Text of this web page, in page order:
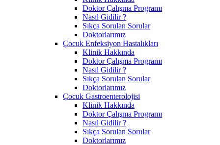
Doktor Çalışma Programı
Nasıl Gidilir ?
Sıkça Sorulan Sorular
Doktorlarımız
Çocuk Enfeksiyon Hastalıkları
Klinik Hakkında
Doktor Çalışma Programı
Nasıl Gidilir ?
Sıkça Sorulan Sorular
Doktorlarımız
Çocuk Gastroenterolojisi
Klinik Hakkında
Doktor Çalışma Programı
Nasıl Gidilir ?
Sıkça Sorulan Sorular
Doktorlarımız